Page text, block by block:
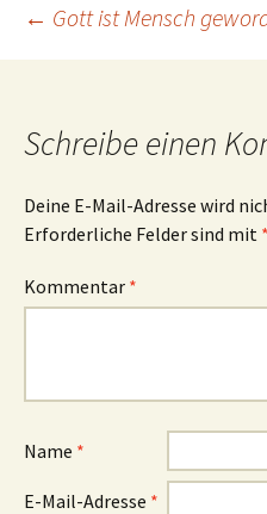
← Gott ist Mensch
Schreibe einen
Deine E-Mail-Adresse wird
Erforderliche Felder sind mit *
Kommentar *
Name *
E-Mail-Adresse *